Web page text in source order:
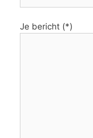
Je bericht (*)